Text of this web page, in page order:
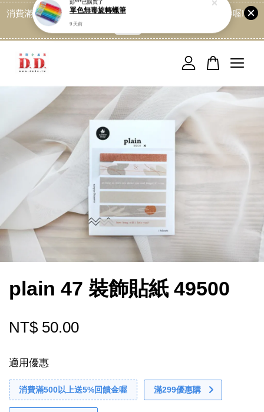
消費滿499免運喔, 記得加LINE:@dede168 領取專屬折扣券喔!
plain 47 裝飾貼紙 49500
NT$ 50.00
適用優惠
消費滿500以上送5%回饋金喔 滿299優惠購
您的購物車目前還是空的。
繼續購物